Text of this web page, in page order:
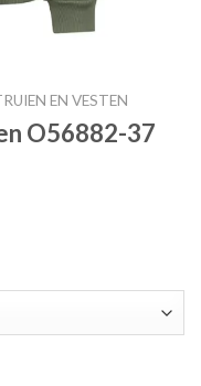
EN VESTEN
O56882-37